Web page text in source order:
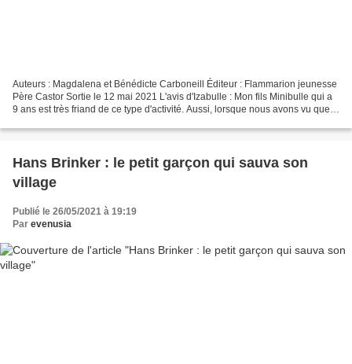
Auteurs : Magdalena et Bénédicte Carboneill Éditeur : Flammarion jeunesse
Père Castor Sortie le 12 mai 2021 L'avis d'Izabulle : Mon fils Minibulle qui a
9 ans est très friand de ce type d'activité. Aussi, lorsque nous avons vu que
Hans Brinker : le petit garçon qui sauva son
village
Publié le 26/05/2021 à 19:19
Par evenusia